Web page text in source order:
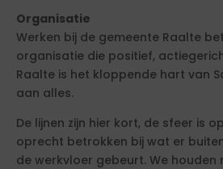
Organisatie
Werken bij de gemeente Raalte
organisatie die positief,
Raalte is het kloppende hart van
aan alles.
De lijnen zijn hier kort, de sfeer is
oprecht betrokken bij wat er
de werkvloer gebeurt. We houden